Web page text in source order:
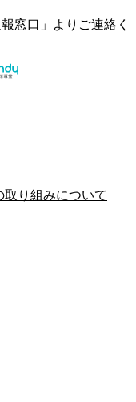
窓口」
よりご連絡く
り組みについて